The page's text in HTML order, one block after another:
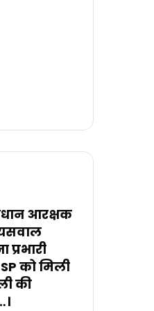
आरक्षक
प्रभारी
को मिली
की